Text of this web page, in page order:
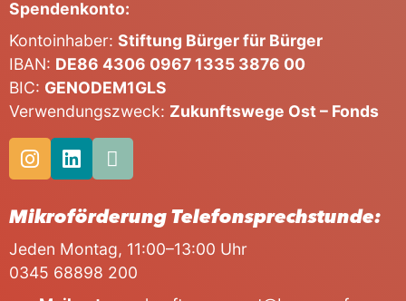
Spendenkonto:
Kontoinhaber: Stiftung Bürger für Bürger
IBAN: DE86 4306 0967 1335 3876 00
BIC: GENODEM1GLS
Verwendungszweck: Zukunftswege Ost – Fonds
Mikroförderung Telefonsprechstunde:
Jeden Montag, 11:00–13:00 Uhr
0345 68898 200